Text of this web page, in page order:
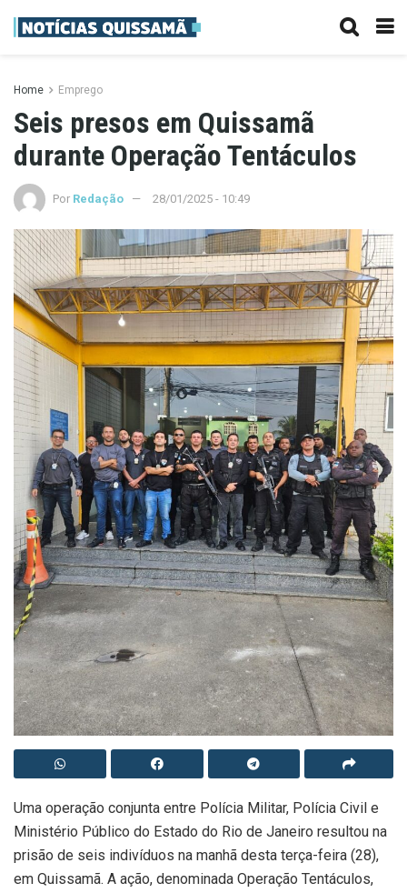
Home Emprego
Seis presos em Quissamã
durante Operação Tentáculos
Por Redação 28/01/2025 - 10:49
Uma operação conjunta entre Polícia Militar, Polícia Civil e
Ministério Público do Estado do Rio de Janeiro resultou na
prisão de seis indivíduos na manhã desta terça-feira (28),
em Quissamã. A ação, denominada Operação Tentáculos,